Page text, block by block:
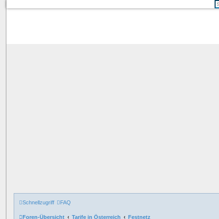
Schnellzugriff FAQ
Foren-Übersicht Tarife in Österreich Festnetz